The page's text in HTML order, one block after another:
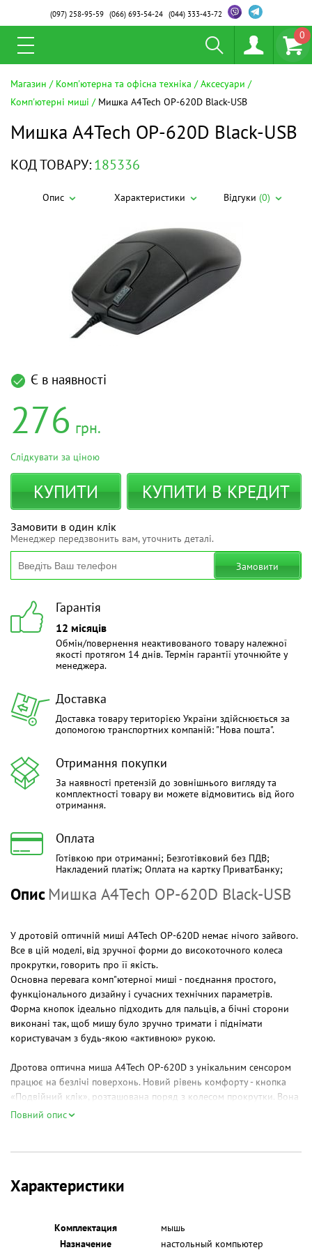
(097)258-95-59 (066)693-54-24 (044)333-43-72
0
Магазин Комп'ютерна та офісна техніка
Аксесуари
Комп'ютерні миші
Мишка A4Tech OP-620D Black-USB
Мишка A4Tech OP-620D Black-USB
КОД ТОВАРУ:185336
Опис Характеристики Відгуки(0)
Є в наявності
276 грн.
Слідкувати за ціною
КУПИТИ КУПИТИ В КРЕДИТ
Замовити в один клік
Менеджер передзвонить вам, уточнить деталі.
Замовити
Гарантія
12 місяців
Обмін/повернення неактивованого товару належної
якості протягом 14 днів. Термін гарантії уточнюйте у
менеджера.
Доставка
Доставка товару територією України здійснюється за
допомогою транспортних компаній: "Нова пошта".
Отримання покупки
За наявності претензій до зовнішнього вигляду та
комплектності товару ви можете відмовитись від його
отримання.
Оплата
Готівкою при отриманні; Безготівковий без ПДВ;
Накладений платіж; Оплата на картку ПриватБанку;
Опис Мишка A4Tech OP-620D Black-USB
У дротовій оптичній миші A4Tech OP-620D немає нічого зайвого.
Все в цій моделі, від зручної форми до високоточного колеса
прокрутки, говорить про її якість.
Основна перевага комп"ютерної миші - поєднання простого,
функціонального дизайну і сучасних технічних параметрів.
Форма кнопок ідеально підходить для пальців, а бічні сторони
виконані так, щоб мишу було зручно тримати і піднімати
користувачам з будь-якою «активною» рукою.
Дротова оптична миша A4Tech OP-620D з унікальним сенсором
працює на безлічі поверхонь. Новий рівень комфорту - кнопка
«Подвійний клік», розташована поряд з колесом прокрутки. Вона
підвищує ефективність в роботі і економить робочий час. За
Живлення:
Роздільна здатність сенсора:
Кількість кнопок:
Повний опис
Характеристики
Комплектация
мышь
Назначение
настольный компьютер